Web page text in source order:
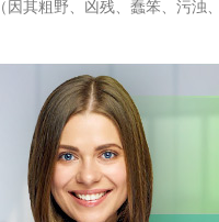
（因其粗野、凶残、蠢笨、污